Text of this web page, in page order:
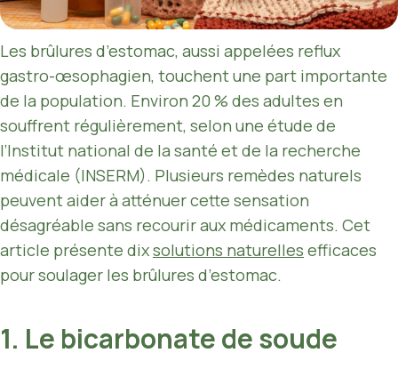
Les brûlures d’estomac, aussi appelées reflux
gastro-œsophagien, touchent une part importante
de la population. Environ 20 % des adultes en
souffrent régulièrement, selon une étude de
l’Institut national de la santé et de la recherche
médicale (INSERM). Plusieurs remèdes naturels
peuvent aider à atténuer cette sensation
désagréable sans recourir aux médicaments. Cet
article présente dixsolutions naturelles efficaces
pour soulager les brûlures d’estomac.
1. Le bicarbonate de soude